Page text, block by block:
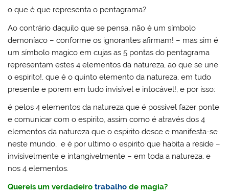
o que é que representa o pentagrama?
Ao contrário daquilo que se pensa, não é um símbolo
demoníaco – conforme os ignorantes afirmam! – mas sim é
um símbolo magico em cujas as 5 pontas do pentagrama
representam estes 4 elementos da natureza, ao que se une
o espirito!, que é o quinto elemento da natureza, em tudo
presente e porem em tudo invisível e intocável!, e por isso:
é pelos 4 elementos da natureza que é possível fazer ponte
e comunicar com o espirito, assim como é através dos 4
elementos da natureza que o espirito desce e manifesta-se
neste mundo, e é por ultimo o espirito que habita a reside –
invisivelmente e intangivelmente – em toda a natureza, e
nos 4 elementos.
Quereis um verdadeirotrabalho de magia?